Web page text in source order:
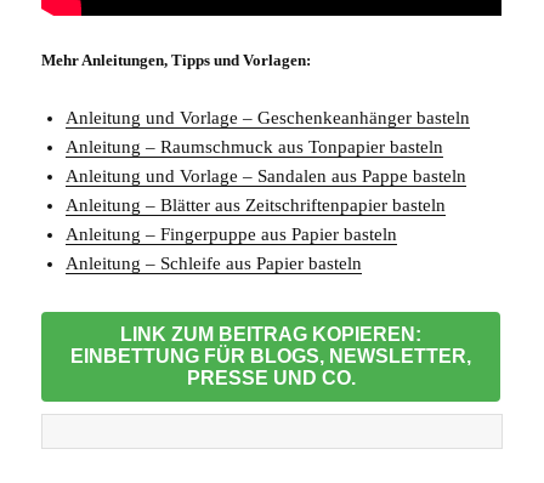
Mehr Anleitungen, Tipps und Vorlagen:
Anleitung und Vorlage – Geschenkeanhänger basteln
Anleitung – Raumschmuck aus Tonpapier basteln
Anleitung und Vorlage – Sandalen aus Pappe basteln
Anleitung – Blätter aus Zeitschriftenpapier basteln
Anleitung – Fingerpuppe aus Papier basteln
Anleitung – Schleife aus Papier basteln
LINK ZUM BEITRAG KOPIEREN:
EINBETTUNG FÜR BLOGS, NEWSLETTER,
PRESSE UND CO.